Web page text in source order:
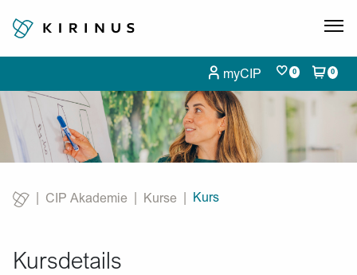
myCIP 0 0
CIP Akademie Kurse
Current:
Kurs
Kursdetails